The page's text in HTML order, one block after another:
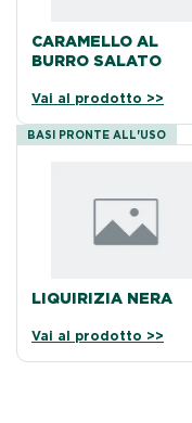
CARAMELLO AL
BURRO SALATO
Vai al prodotto >>
BASI PRONTE ALL'USO
LIQUIRIZIA NERA
Vai al prodotto >>